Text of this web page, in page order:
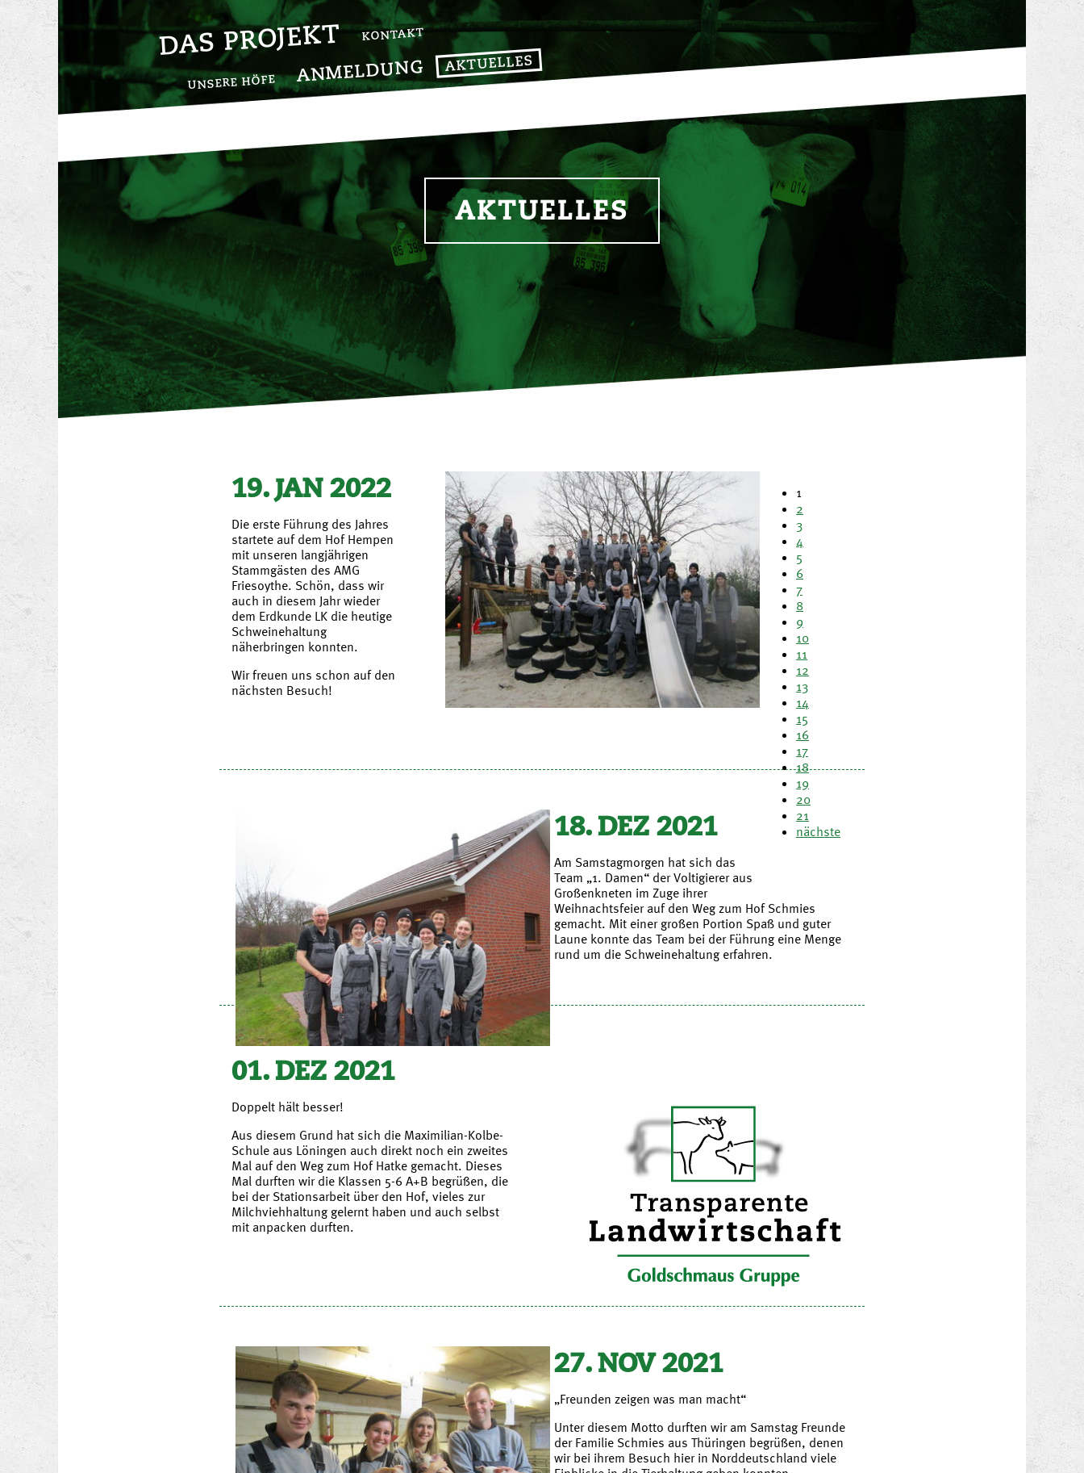
DAS PROJEKT KONTAKT
UNSERE HÖFE ANMELDUNG AKTUELLES
AKTUELLES
1
2
3
4
5
6
7
8
9
10
11
12
13
14
15
16
17
18
19
20
21
nächste
19. JAN 2022
Die erste Führung des Jahres
startete auf dem Hof Hempen
mit unseren langjährigen
Stammgästen des AMG
Friesoythe. Schön, dass wir
auch in diesem Jahr wieder
dem Erdkunde LK die heutige
Schweinehaltung
näherbringen konnten.
Wir freuen uns schon auf den
nächsten Besuch!
18. DEZ 2021
Am Samstagmorgen hat sich das
Team „1. Damen“ der Voltigierer aus
Großenkneten im Zuge ihrer
Weihnachtsfeier auf den Weg zum Hof Schmies
gemacht. Mit einer großen Portion Spaß und guter
Laune konnte das Team bei der Führung eine Menge
rund um die Schweinehaltung erfahren.
01. DEZ 2021
Doppelt hält besser!
Aus diesem Grund hat sich die Maximilian-Kolbe-
Schule aus Löningen auch direkt noch ein zweites
Mal auf den Weg zum Hof Hatke gemacht. Dieses
Mal durften wir die Klassen 5-6 A+B begrüßen, die
bei der Stationsarbeit über den Hof, vieles zur
Milchviehhaltung gelernt haben und auch selbst
mit anpacken durften.
27. NOV 2021
„Freunden zeigen was man macht“
Unter diesem Motto durften wir am Samstag Freunde
der Familie Schmies aus Thüringen begrüßen, denen
wir bei ihrem Besuch hier in Norddeutschland viele